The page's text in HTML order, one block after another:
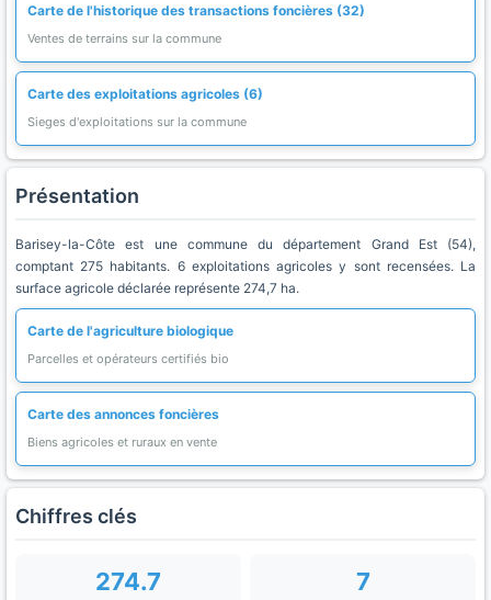
Carte de l'historique des transactions foncières (32)
Ventes de terrains sur la commune
Carte des exploitations agricoles (6)
Sieges d'exploitations sur la commune
Présentation
Barisey-la-Côte est une commune du département Grand Est (54),
comptant 275 habitants. 6 exploitations agricoles y sont recensées. La
surface agricole déclarée représente 274,7 ha.
Carte de l'agriculture biologique
Parcelles et opérateurs certifiés bio
Carte des annonces foncières
Biens agricoles et ruraux en vente
Chiffres clés
274.7 7